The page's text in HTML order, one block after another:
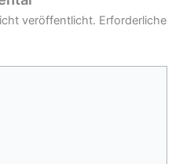
veröffentlicht. Erforderliche